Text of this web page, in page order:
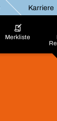
Karriere
Merkliste